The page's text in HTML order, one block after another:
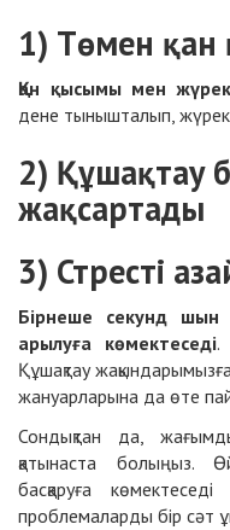
1) Төмен
Қан қысымы мен
дене тынышталып,
2) Құшақтау
жақсартады
3) Стресті
Бірнеше секунд шын
арылуға көмектеседі.
Құшақтау
жануарларына да өте
Сондықтан да,
қатынаста болыңыз.
басқаруға
проблемаларды бір сәт